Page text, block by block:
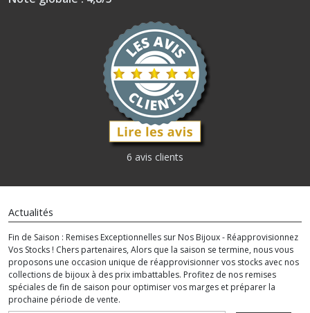
6 avis clients
Actualités
Fin de Saison : Remises Exceptionnelles sur Nos Bijoux - Réapprovisionnez
Vos Stocks ! Chers partenaires, Alors que la saison se termine, nous vous
proposons une occasion unique de réapprovisionner vos stocks avec nos
collections de bijoux à des prix imbattables. Profitez de nos remises
spéciales de fin de saison pour optimiser vos marges et préparer la
prochaine période de vente.